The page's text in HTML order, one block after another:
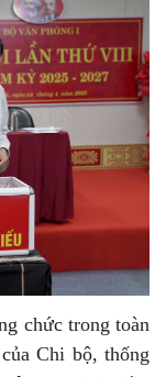
chức trong toàn
Chi bộ, thống